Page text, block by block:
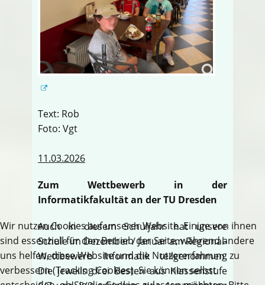
Text: Rob
Foto: Vgt
11.03.2026
Zum Wettbewerb in der
Informatikfakultät an der TU Dresden
Auch in diesem Schuljahr hat unsere
Schule im Dezember / Januar am Regional-
Wettbewerb Informatik teilgenommen.
Die jeweils drei Besten aus Klassenstufe
Wir nutzen Cookies auf unserer Website. Einige von ihnen
sind essenziell für den Betrieb der Seite, während andere
uns helfen, diese Website und die Nutzererfahrung zu
verbessern (Tracking Cookies). Sie können selbst